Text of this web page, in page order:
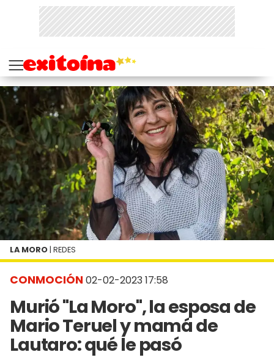
CONMOCIÓN 02-02-2023 17:58
Murió "La Moro", la esposa de
Mario Teruel y mamá de
Lautaro: qué le pasó
LA MORO | REDES